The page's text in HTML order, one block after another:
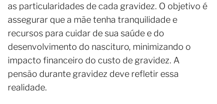
as particularidades de cada gravidez. O objetivo é
assegurar que a mãe tenha tranquilidade e
recursos para cuidar de sua saúde e do
desenvolvimento do nascituro, minimizando o
impacto financeiro do custo de gravidez. A
pensão durante gravidez deve refletir essa
realidade.